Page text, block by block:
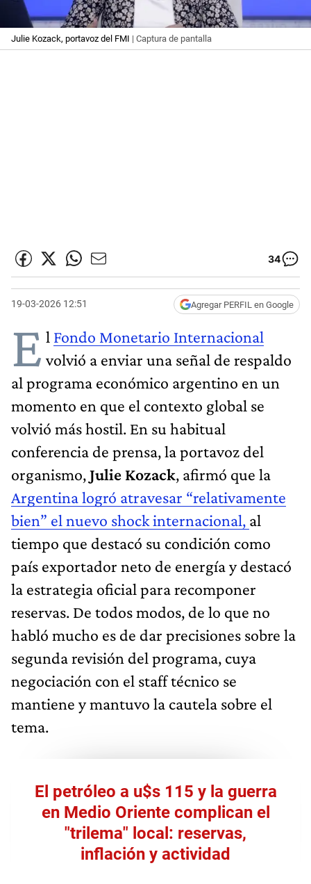
Julie Kozack, portavoz del FMI | Captura de pantalla
34
19-03-2026 12:51 Agregar PERFIL en Google
E l Fondo Monetario Internacional
volvió a enviar una señal de respaldo
al programa económico argentino en un
momento en que el contexto global se
volvió más hostil. En su habitual
conferencia de prensa, la portavoz del
organismo,Julie Kozack, afirmó que la
Argentina logró atravesar “relativamente
bien” el nuevo shock internacional, al
tiempo que destacó su condición como
país exportador neto de energía y destacó
la estrategia oficial para recomponer
reservas. De todos modos, de lo que no
habló mucho es de dar precisiones sobre la
segunda revisión del programa, cuya
negociación con el staff técnico se
mantiene y mantuvo la cautela sobre el
tema.
El petróleo a u$s 115 y la guerra
en Medio Oriente complican el
"trilema" local: reservas,
inflación y actividad